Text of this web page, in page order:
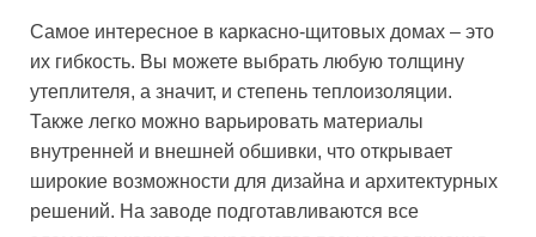
Самое интересное в каркасно-щитовых домах – это
их гибкость. Вы можете выбрать любую толщину
утеплителя, а значит, и степень теплоизоляции.
Также легко можно варьировать материалы
внутренней и внешней обшивки, что открывает
широкие возможности для дизайна и архитектурных
решений. На заводе подготавливаются все